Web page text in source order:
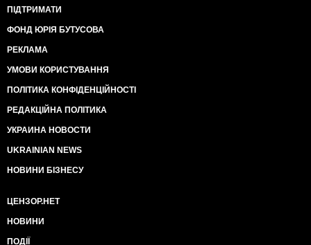
ПІДТРИМАТИ
ФОНД ЮРІЯ БУТУСОВА
РЕКЛАМА
УМОВИ КОРИСТУВАННЯ
ПОЛІТИКА КОНФІДЕНЦІЙНОСТІ
РЕДАКЦІЙНА ПОЛІТИКА
УКРАИНА НОВОСТИ
UKRAINIAN NEWS
НОВИНИ БІЗНЕСУ
ЦЕНЗОР.НЕТ
НОВИНИ
ПОДІЇ